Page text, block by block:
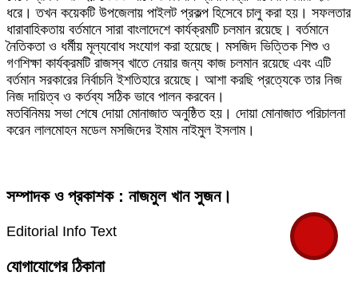
ধরে। তখন কয়েকটি উপজেলায় পাইলট প্রকল্প হিসেবে চালু করা হয়। সফলতার
ধারাবাহিকতায় বর্তমানে সারা বাংলাদেশে কার্যক্রমটি চলমান রয়েছে। বর্তমানে
নৈতিকতা ও ধর্মীয় মূল্যবোধ সংযোগ করা হয়েছে। মসজিদ ভিত্তিক শিশু ও
গণশিক্ষা কার্যক্রমটি রাজস্ব খাতে নেয়ার জন্য কাজ চলমান রয়েছে এবং এটি
বর্তমান সরকারের নির্বাচনি ইশতিহারে রয়েছে। আশা করছি প্রত্যেকে তার নিজ
নিজ দায়িত্ব ও কর্তব্য সঠিক ভাবে পালন করবেন।
মতবিনিময় সভা শেষে দোয়া মোনাজাত অনুষ্ঠিত হয়। দোয়া মোনাজাত পরিচালনা
করেন লালমোহন মডেল মসজিদের ইমাম নাইমুল ইসলাম।
সম্পাদক ও প্রকাশক : নাজমুল খান সুজন।
Editorial Info Text
যোগাযোগের ঠিকানা